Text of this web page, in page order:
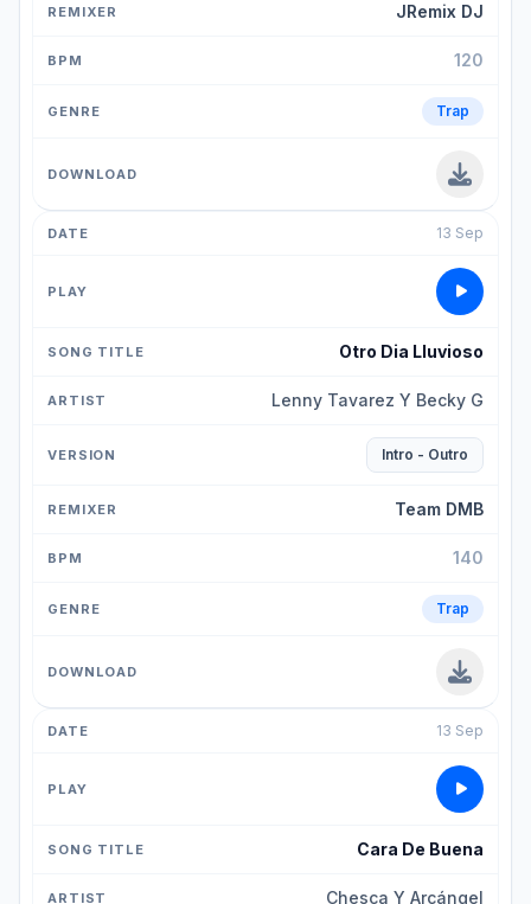
JRemix DJ
120
Trap
13 Sep
Otro Dia Lluvioso
Lenny Tavarez Y Becky G
Intro - Outro
Team DMB
140
Trap
13 Sep
Cara De Buena
Chesca Y Arcángel